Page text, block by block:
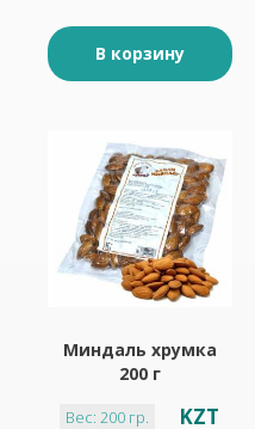
В корзину
Миндаль хрумка
200 г
Вес: 200 гр. KZT